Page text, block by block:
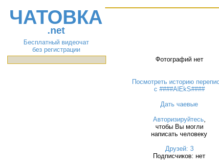
ЧАТОВКА
.net
Бесплатный видеочат
без регистрации
Фотографий нет
Посмотреть историю
с ####AlEkS####
Дать чаевые
Авторизируйтесь,
чтобы Вы могли
написать человеку
Друзей: 3
Подписчиков: нет